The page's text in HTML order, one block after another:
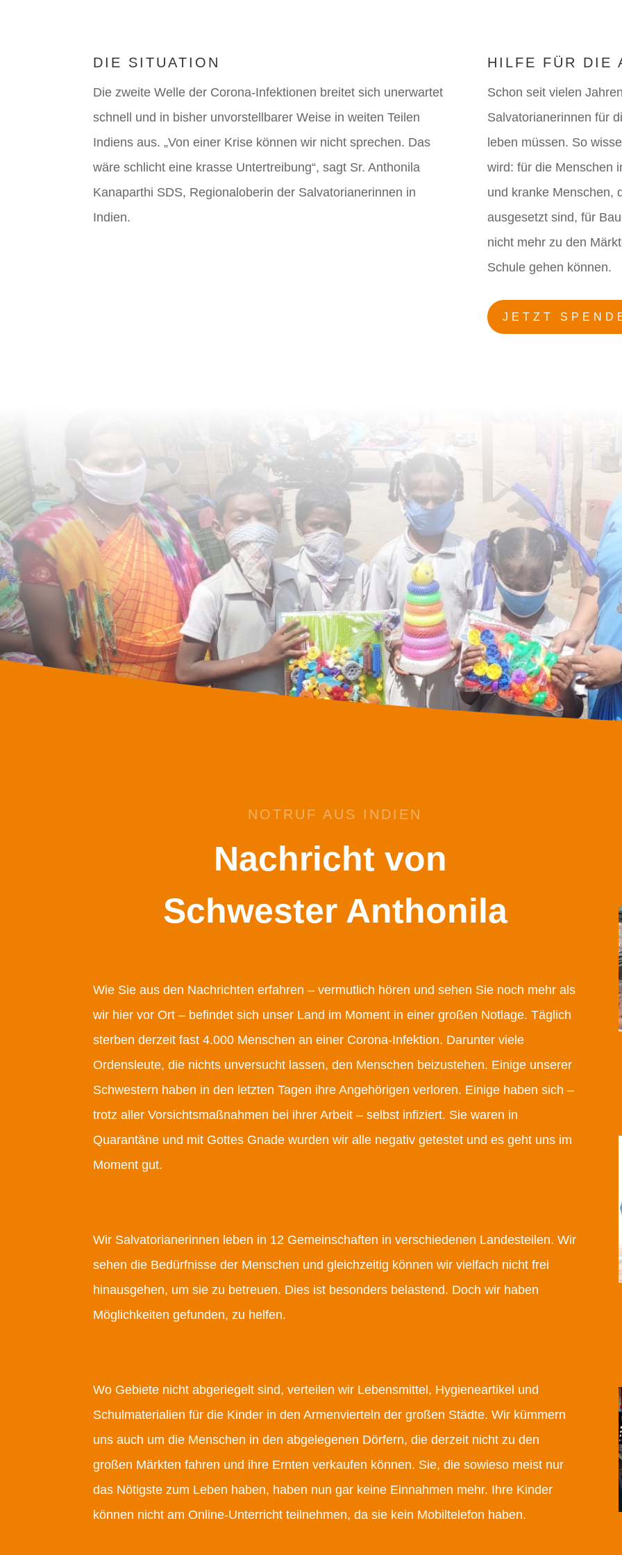
DIE SITUATION
Die zweite Welle der Corona-Infektionen breitet sich unerwartet
schnell und in bisher unvorstellbarer Weise in weiten Teilen
Indiens aus. „Von einer Krise können wir nicht sprechen. Das
wäre schlicht eine krasse Untertreibung“, sagt Sr. Anthonila
Kanaparthi SDS, Regionaloberin der Salvatorianerinnen in
Indien.
HILFE FÜR DIE
Schon seit vielen
Salvatorianerinnen für
leben müssen. So
wird: für die Menschen
und kranke Menschen,
ausgesetzt sind, für
nicht mehr zu den
Schule gehen können.
JETZT
NOTRUF AUS INDIEN
Nachricht von
Schwester Anthonila
Wie Sie aus den Nachrichten erfahren – vermutlich hören und sehen Sie noch mehr als
wir hier vor Ort – befindet sich unser Land im Moment in einer großen Notlage. Täglich
sterben derzeit fast 4.000 Menschen an einer Corona-Infektion. Darunter viele
Ordensleute, die nichts unversucht lassen, den Menschen beizustehen. Einige unserer
Schwestern haben in den letzten Tagen ihre Angehörigen verloren. Einige haben sich –
trotz aller Vorsichtsmaßnahmen bei ihrer Arbeit – selbst infiziert. Sie waren in
Quarantäne und mit Gottes Gnade wurden wir alle negativ getestet und es geht uns im
Moment gut.
Wir Salvatorianerinnen leben in 12 Gemeinschaften in verschiedenen Landesteilen. Wir
sehen die Bedürfnisse der Menschen und gleichzeitig können wir vielfach nicht frei
hinausgehen, um sie zu betreuen. Dies ist besonders belastend. Doch wir haben
Möglichkeiten gefunden, zu helfen.
Wo Gebiete nicht abgeriegelt sind, verteilen wir Lebensmittel, Hygieneartikel und
Schulmaterialien für die Kinder in den Armenvierteln der großen Städte. Wir kümmern
uns auch um die Menschen in den abgelegenen Dörfern, die derzeit nicht zu den
großen Märkten fahren und ihre Ernten verkaufen können. Sie, die sowieso meist nur
das Nötigste zum Leben haben, haben nun gar keine Einnahmen mehr. Ihre Kinder
können nicht am Online-Unterricht teilnehmen, da sie kein Mobiltelefon haben.